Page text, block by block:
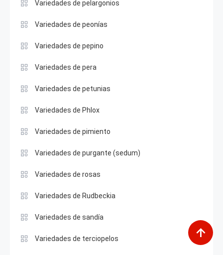
Variedades de pelargonios
Variedades de peonías
Variedades de pepino
Variedades de pera
Variedades de petunias
Variedades de Phlox
Variedades de pimiento
Variedades de purgante (sedum)
Variedades de rosas
Variedades de Rudbeckia
Variedades de sandía
Variedades de terciopelos